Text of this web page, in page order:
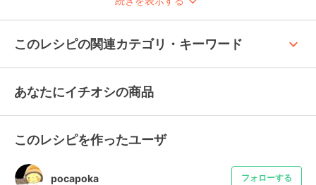
このレシピの関連カテゴリ・キーワード keyboard_arrow_up
あなたにイチオシの商品
このレシピを作ったユーザ
pocapoka フォローする